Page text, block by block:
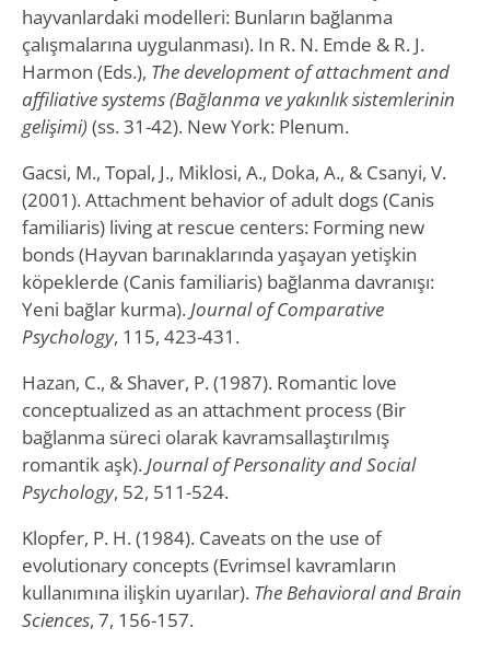
hayvanlardaki modelleri: Bunların bağlanma
çalışmalarına uygulanması). In R. N. Emde & R. J.
Harmon (Eds.), The development of attachment and
affiliative systems (Bağlanma ve yakınlık sistemlerinin
gelişimi)(ss. 31-42). New York: Plenum.
Gacsi, M., Topal, J., Miklosi, A., Doka, A., & Csanyi, V.
(2001). Attachment behavior of adult dogs (Canis
familiaris) living at rescue centers: Forming new
bonds (Hayvan barınaklarında yaşayan yetişkin
köpeklerde (Canis familiaris) bağlanma davranışı:
Yeni bağlar kurma). Journal of Comparative
Psychology, 115, 423-431.
Hazan, C., & Shaver, P. (1987). Romantic love
conceptualized as an attachment process (Bir
bağlanma süreci olarak kavramsallaştırılmış
romantik aşk). Journal of Personality and Social
Psychology, 52, 511-524.
Klopfer, P. H. (1984). Caveats on the use of
evolutionary concepts (Evrimsel kavramların
kullanımına ilişkin uyarılar). The Behavioral and Brain
Sciences, 7, 156-157.